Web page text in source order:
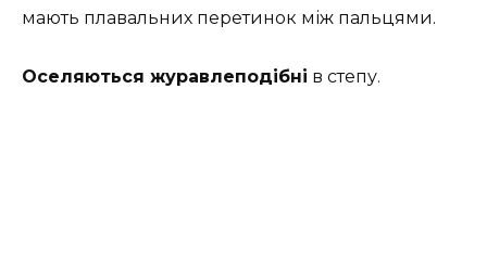
мають плавальних перетинок між пальцями.
Оселяються журавлеподібні в степу.